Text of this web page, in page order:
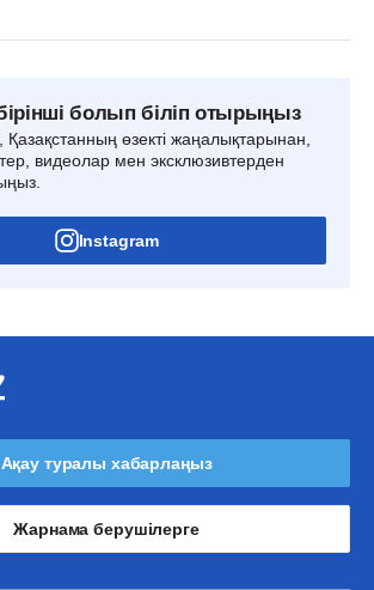
болып біліп отырыңыз
Қазақстанның өзекті жаңалықтарынан,
видеолар мен эксклюзивтерден
Instagram
Ақау туралы хабарлаңыз
Жарнама берушілерге